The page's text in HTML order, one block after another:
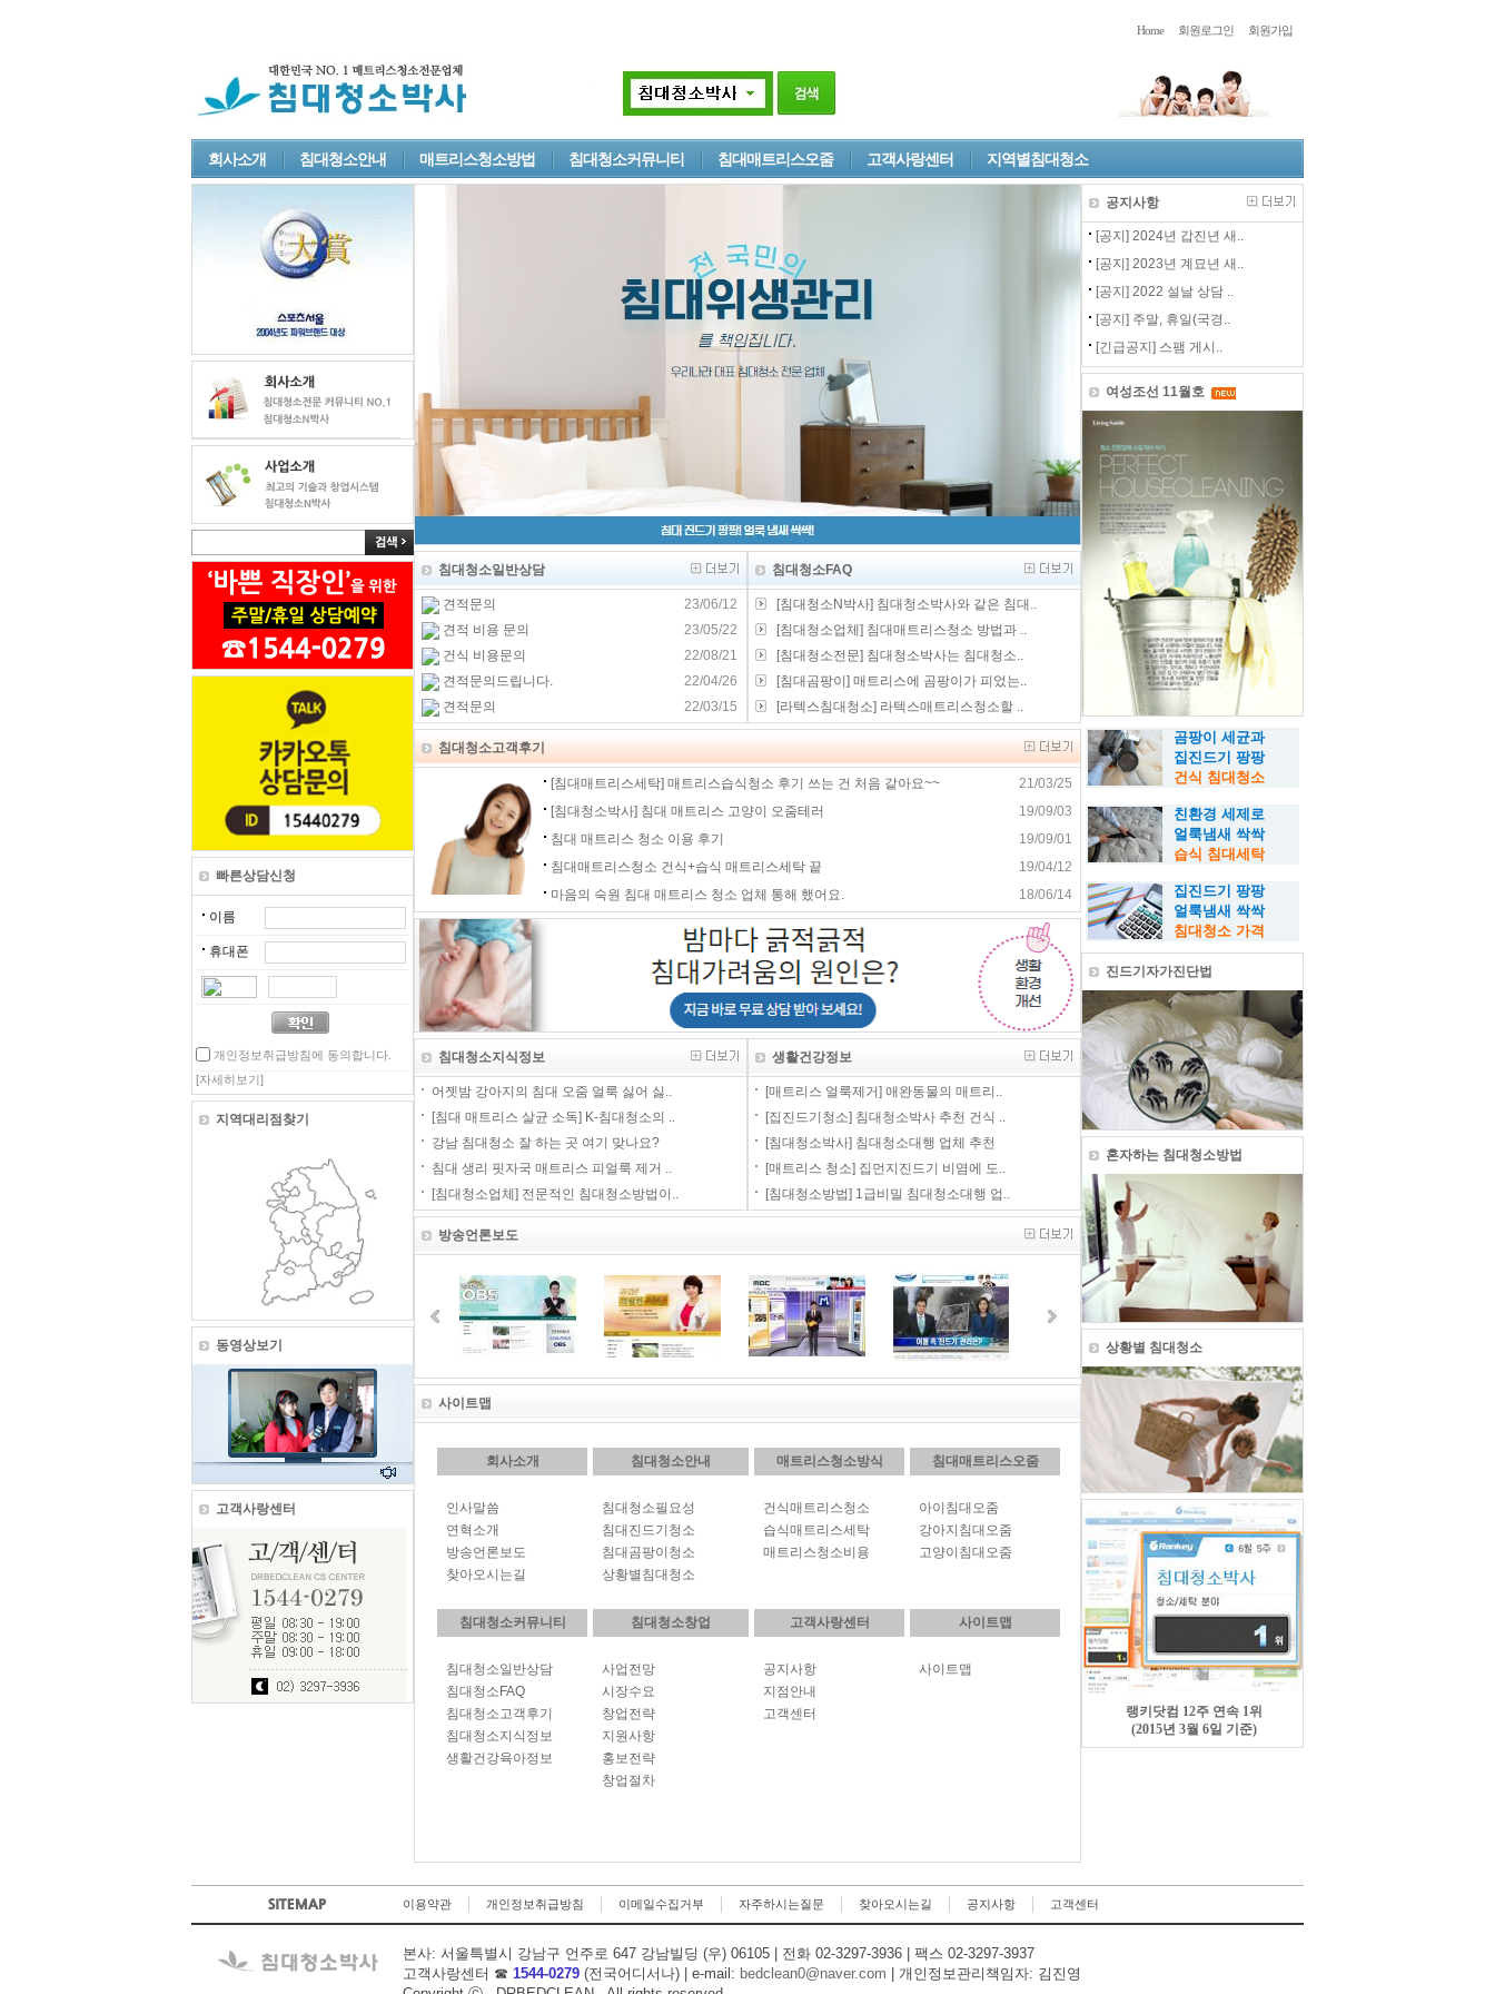
Home 회원로그인 회원가입
회사소개 침대청소안내 매트리스청소방법 침대청소커뮤니티 침대매트리스오줌 고객사랑센터 지역별침대청소
빠른상담신청
이름
휴대폰
개인정보취급방침에 동의합니다.
[자세히보기]
지역대리점찾기
동영상보기
고객사랑센터
침대청소일반상담
견적문의
23/06/12
견적 비용 문의
23/05/22
건식 비용문의
22/08/21
견적문의드립니다.
22/04/26
견적문의
22/03/15
침대청소FAQ
[침대청소N박사] 침대청소박사와 같은 침대..
[침대청소업체] 침대매트리스청소 방법과 ..
[침대청소전문] 침대청소박사는 침대청소..
[침대곰팡이] 매트리스에 곰팡이가 피었는..
[라텍스침대청소] 라텍스매트리스청소할 ..
침대청소고객후기
[침대매트리스세탁] 매트리스습식청소 후기 쓰는 건 처음 같아요~~
21/03/25
[침대청소박사] 침대 매트리스 고양이 오줌테러
19/09/03
침대 매트리스 청소 이용 후기
19/09/01
침대매트리스청소 건식+습식 매트리스세탁 끝
19/04/12
마음의 숙원 침대 매트리스 청소 업체 통해 했어요.
18/06/14
침대청소지식정보
어젯밤 강아지의 침대 오줌 얼룩 싫어 싫..
[침대 매트리스 살균 소독] K-침대청소의 ..
강남 침대청소 잘 하는 곳 여기 맞나요?
침대 생리 핏자국 매트리스 피얼룩 제거 ..
[침대청소업체] 전문적인 침대청소방법이..
생활건강정보
[매트리스 얼룩제거] 애완동물의 매트리..
[집진드기청소] 침대청소박사 추천 건식 ..
[침대청소박사] 침대청소대행 업체 추천
[매트리스 청소] 집먼지진드기 비염에 도..
[침대청소방법] 1급비밀 침대청소대행 업..
방송언론보도
사이트맵
회사소개 침대청소안내 매트리스청소방식 침대매트리스오줌
인사말씀 침대청소필요성 건식매트리스청소
아이침대오줌
연혁소개
침대진드기청소 습식매트리스세탁
강아지침대오줌
방송언론보도
침대곰팡이청소 매트리스청소비용
고양이침대오줌
찾아오시는길
상황별침대청소
침대청소커뮤니티 침대청소창업 고객사랑센터 사이트맵
침대청소일반상담 사업전망 공지사항
사이트맵
침대청소FAQ
시장수요
지점안내
침대청소고객후기
창업전략
고객센터
침대청소지식정보
지원사항
생활건강육아정보
홍보전략
창업절차
공지사항
[공지] 주말, 휴일(국경..
[긴급공지] 스팸 게시..
[공지] 2024년 갑진년 새..
[공지] 2023년 계묘년 새..
[공지] 2022 설날 상담 ..
여성조선 11월호
곰팡이 세균과
집진드기 팡팡
건식 침대청소
친환경 세제로
얼룩냄새 싹싹
습식 침대세탁
집진드기 팡팡
얼룩냄새 싹싹
침대청소 가격
진드기자가진단법
혼자하는 침대청소방법
상황별 침대청소
랭키닷컴 12주 연속 1위
(2015년 3월 6일 기준)
이용약관 개인정보취급방침 이메일수집거부 자주하시는질문 찾아오시는길 공지사항 고객센터
본사: 서울특별시 강남구 언주로 647 강남빌딩 (우) 06105
| 전화 02-3297-3936 | 팩스 02-3297-3937
고객사랑센터 ☎ 1544-0279 (전국어디서나) | e-mail: bedclean0@naver.com | 개인정보관리책임자: 김진영